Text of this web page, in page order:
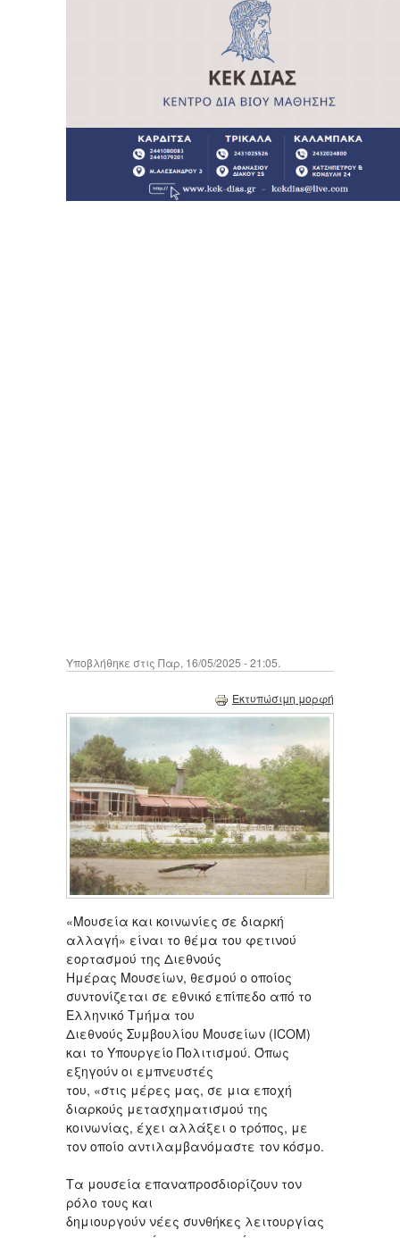
Υποβλήθηκε στις Παρ, 16/05/2025 - 21:05.
Εκτυπώσιμη μορφή
«Μουσεία και κοινωνίες σε διαρκή
αλλαγή» είναι το θέμα του φετινού
εορτασμού της Διεθνούς
Ημέρας Μουσείων, θεσμού ο οποίος
συντονίζεται σε εθνικό επίπεδο από το
Ελληνικό Τμήμα του
Διεθνούς Συμβουλίου Μουσείων (ICOM)
και το Υπουργείο Πολιτισμού. Όπως
εξηγούν οι εμπνευστές
του, «στις μέρες μας, σε μια εποχή
διαρκούς μετασχηματισμού της
κοινωνίας, έχει αλλάξει ο τρόπος, με
τον οποίο αντιλαμβανόμαστε τον κόσμο.
Τα μουσεία επαναπροσδιορίζουν τον
ρόλο τους και
δημιουργούν νέες συνθήκες λειτουργίας